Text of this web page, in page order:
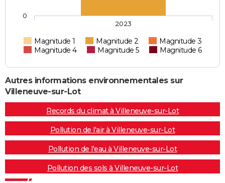
Magnitude 1 Magnitude 2
Magnitude 3
Magnitude 4
Magnitude 5 Magnitude 6
2023
0
Autres informations environnementales sur
Villeneuve-sur-Lot
Records du climat à Villeneuve-sur-Lot
Pollution de l'air à Villeneuve-sur-Lot
Pollution de l'eau à Villeneuve-sur-Lot
Pollution des sols à Villeneuve-sur-Lot